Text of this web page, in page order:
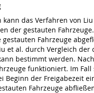
das Verfahren von
der gestauten
Fahrzeuge
al. durch Vergleich
bestimmt werden.
funktioniert. Im
Beginn der
Fahrzeuge